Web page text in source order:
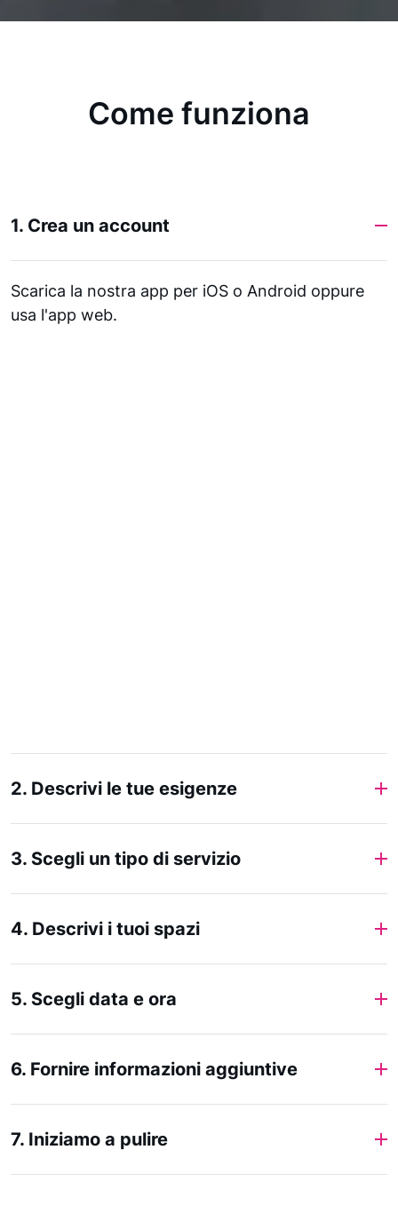
Come funziona
1. Crea un account
Scarica la nostra app per iOS o Android oppure
usa l'app web.
2. Descrivi le tue esigenze
3. Scegli un tipo di servizio
4. Descrivi i tuoi spazi
5. Scegli data e ora
6. Fornire informazioni aggiuntive
7. Iniziamo a pulire